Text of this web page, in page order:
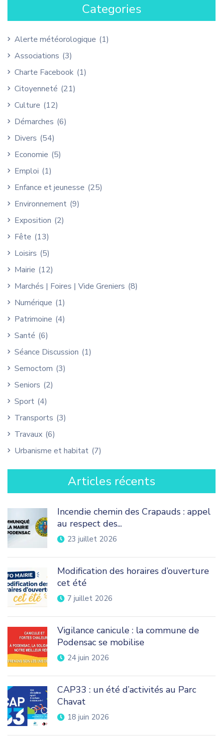
Categories
Alerte météorologique (1)
Associations (3)
Charte Facebook (1)
Citoyenneté (21)
Culture (12)
Démarches (6)
Divers (54)
Economie (5)
Emploi (1)
Enfance et jeunesse (25)
Environnement (9)
Exposition (2)
Fête (13)
Loisirs (5)
Mairie (12)
Marchés | Foires | Vide Greniers (8)
Numérique (1)
Patrimoine (4)
Santé (6)
Séance Discussion (1)
Semoctom (3)
Seniors (2)
Sport (4)
Transports (3)
Travaux (6)
Urbanisme et habitat (7)
Articles récents
Incendie chemin des Crapauds : appel
au respect des...
23 juillet 2026
Modification des horaires d’ouverture
cet été
7 juillet 2026
Vigilance canicule : la commune de
Podensac se mobilise
24 juin 2026
CAP33 : un été d’activités au Parc
Chavat
18 juin 2026